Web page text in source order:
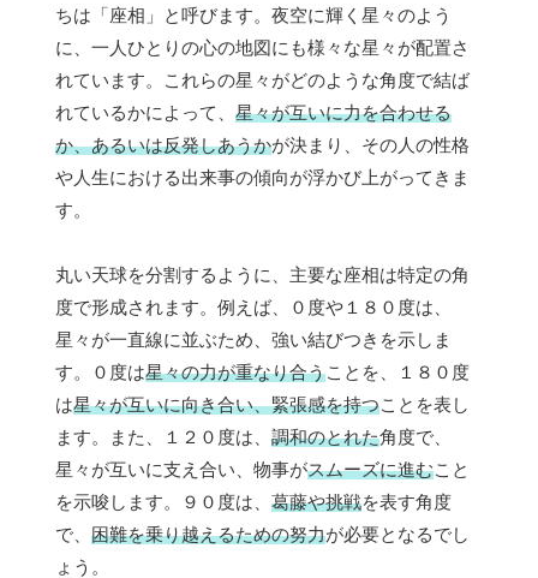
ちは「座相」と呼びます。夜空に輝く星々のよう
に、一人ひとりの心の地図にも様々な星々が配置さ
れています。これらの星々がどのような角度で結ば
れているかによって、 星々が互いに力を合わせる
か、あるいは反発しあうかが決まり、その人の性格
や人生における出来事の傾向が浮かび上がってきま
す。
丸い天球を分割するように、主要な座相は特定の角
度で形成されます。例えば、０度や１８０度は、
星々が一直線に並ぶため、強い結びつきを示しま
す。０度は星々の力が重なり合うことを、１８０度
は星々が互いに向き合い、緊張感を持つことを表し
ます。また、１２０度は、 調和のとれた角度で、
星々が互いに支え合い、物事がスムーズに進むこと
を示唆します。９０度は、 葛藤や挑戦を表す角度
で、 困難を乗り越えるための努力が必要となるでし
ょう。